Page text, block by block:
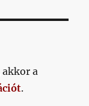
OLD
a
.